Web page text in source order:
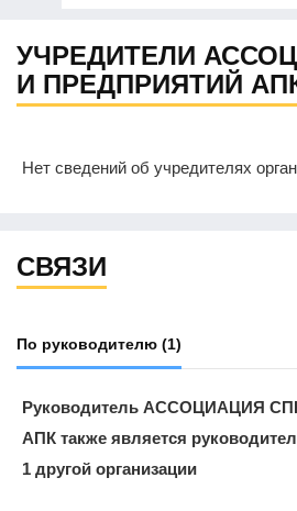
УЧРЕДИТЕЛИ
И ПРЕДПРИЯТИЙ
Нет сведений об учредителях
СВЯЗИ
По руководителю (1)
Руководитель АССОЦИАЦИЯ
АПК также является
1 другой организации